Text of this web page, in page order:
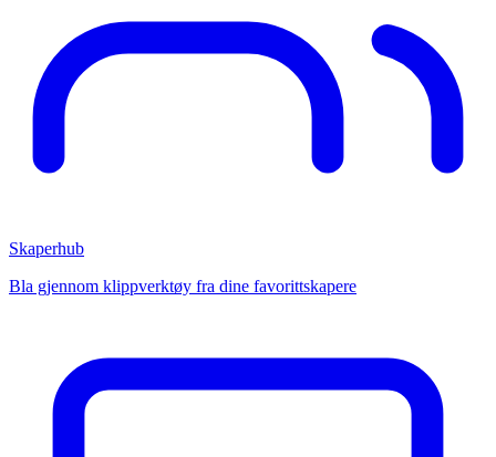
Skaperhub
Bla gjennom klippverktøy fra dine favorittskapere